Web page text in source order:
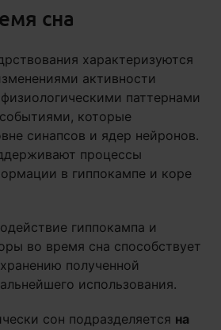
сна
характеризуются
активности
паттернами
которые
синапсов и ядер нейронов.
процессы
в гиппокампе и коре
гиппокампа и
во время сна способствует
полученной
использования.
сон подразделяется на